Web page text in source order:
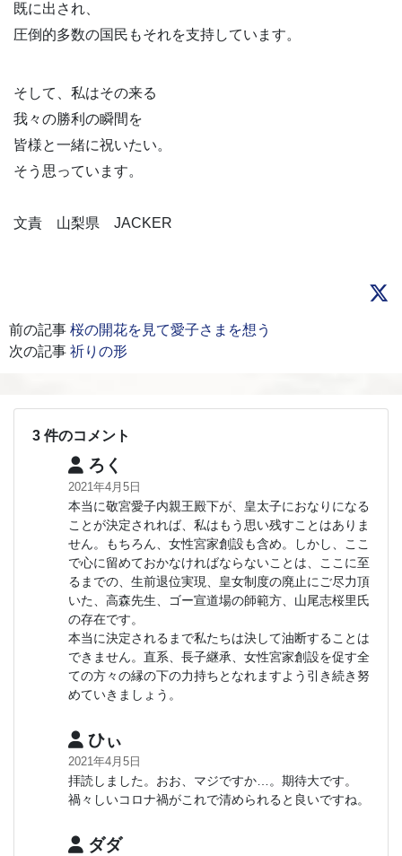
既に出され、
圧倒的多数の国民もそれを支持しています。
そして、私はその来る
我々の勝利の瞬間を
皆様と一緒に祝いたい。
そう思っています。
文責 山梨県 JACKER
前の記事 桜の開花を見て愛子さまを想う
次の記事 祈りの形
3 件のコメント
ろく
2021年4月5日
本当に敬宮愛子内親王殿下が、皇太子におなりになる
ことが決定されれば、私はもう思い残すことはありま
せん。もちろん、女性宮家創設も含め。しかし、ここ
で心に留めておかなければならないことは、ここに至
るまでの、生前退位実現、皇女制度の廃止にご尽力頂
いた、高森先生、ゴー宣道場の師範方、山尾志桜里氏
の存在です。
本当に決定されるまで私たちは決して油断することは
できません。直系、長子継承、女性宮家創設を促す全
ての方々の縁の下の力持ちとなれますよう引き続き努
めていきましょう。
ひぃ
2021年4月5日
拝読しました。おお、マジですか…。期待大です。
禍々しいコロナ禍がこれで清められると良いですね。
ダダ